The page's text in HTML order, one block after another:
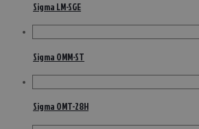
Sigma LM-SGE
Sigma OMM-ST
Sigma OMT-28H